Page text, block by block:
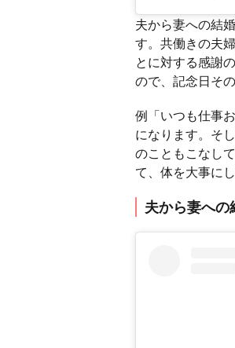
夫から妻への結
す。共働きの夫
とに対する感謝
ので、記念日そ
例「いつも仕事
になります。そ
のこともこなし
て、体を大事に
夫から妻へ